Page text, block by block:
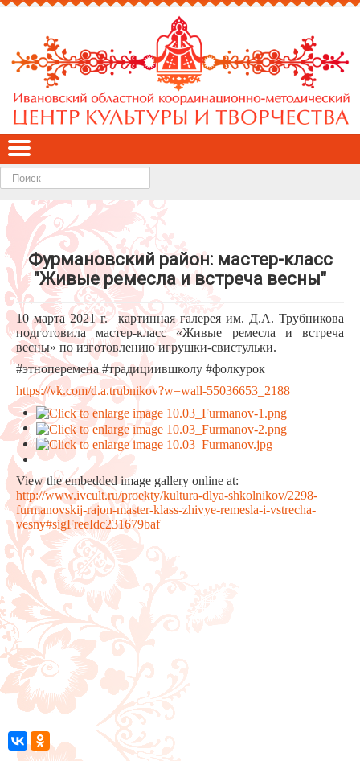
Найти
Фурмановский район: мастер-класс
"Живые ремесла и встреча весны"
10 марта 2021 г. картинная галерея им. Д.А. Трубникова
подготовила мастер-класс «Живые ремесла и встреча
весны» по изготовлению игрушки-свистульки.
#этноперемена #традициившколу #фолкурок
https://vk.com/d.a.trubnikov?w=wall-55036653_2188
View the embedded image gallery online at:
http://www.ivcult.ru/proekty/kultura-dlya-shkolnikov/2298-
furmanovskij-rajon-master-klass-zhivye-remesla-i-vstrecha-
vesny#sigFreeIdc231679baf